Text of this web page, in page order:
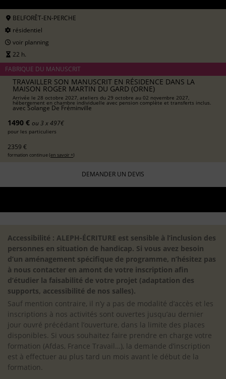
BELFORÊT-EN-PERCHE
résidentiel
voir planning
22 h.
FABRIQUE DU MANUSCRIT
TRAVAILLER SON MANUSCRIT EN RÉSIDENCE DANS LA
MAISON ROGER MARTIN DU GARD (ORNE)
Arrivée le 28 octobre 2027, ateliers du 29 octobre au 02 novembre 2027,
hébergement en chambre individuelle avec pension complète et transferts inclus.
avecSolange De Fréminville
1490 € ou 3 x 497€
pour les particuliers
2359 €
formation continue (en savoir +)
DEMANDER UN DEVIS
Accessibilité : ALEPH-ÉCRITURE est sensible à l’inclusion des
personnes en situation de handicap. Si vous avez besoin
d’un aménagement spécifique de programme, n’hésitez pas
à nous contacter en amont de votre inscription afin
d’étudier la faisabilité de votre projet (adaptation des
supports, accessibilité de nos salles).
Sauf mention contraire, il n’y a pas de modalité d’accès et les
inscriptions à nos activités sont ouvertes jusqu’au dernier
jour ouvré précédant l’ouverture, dans la limite des places
disponibles. Si vous souhaitez faire prendre en charge votre
formation (Afdas, France Travail…), la demande d’inscription
est à effectuer au plus tard un mois avant le début de la
formation.